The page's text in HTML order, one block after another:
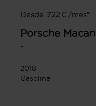
Desde 722 € /mes*
Porsche Macan
-
2018
Gasolina